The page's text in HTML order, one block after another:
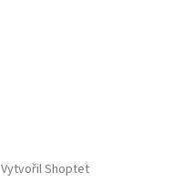
Vytvořil Shoptet